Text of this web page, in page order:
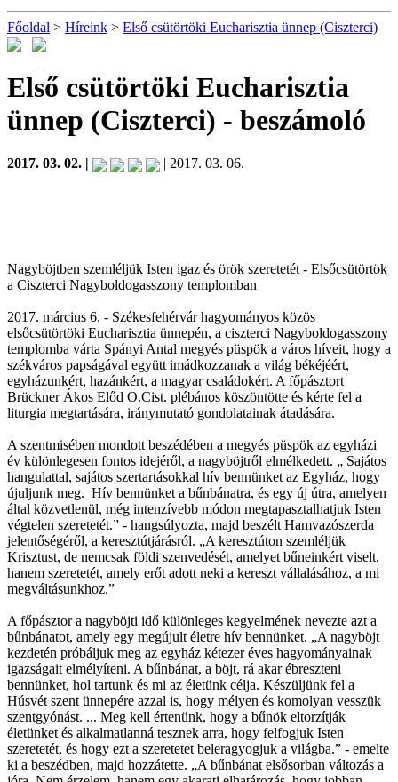
Főoldal > Híreink > Első csütörtöki Eucharisztia ünnep (Ciszterci)
Első csütörtöki Eucharisztia
ünnep (Ciszterci) - beszámoló
2017. 03. 02. | | 2017. 03. 06.
Nagyböjtben szemléljük Isten igaz és örök szeretetét - Elsőcsütörtök
a Ciszterci Nagyboldogasszony templomban
2017. március 6. - Székesfehérvár hagyományos közös
elsőcsütörtöki Eucharisztia ünnepén, a ciszterci Nagyboldogasszony
templomba várta Spányi Antal megyés püspök a város híveit, hogy a
székváros papságával együtt imádkozzanak a világ békéjéért,
egyházunkért, hazánkért, a magyar családokért. A főpásztort
Brückner Ákos Előd O.Cist. plébános köszöntötte és kérte fel a
liturgia megtartására, iránymutató gondolatainak átadására.
A szentmisében mondott beszédében a megyés püspök az egyházi
év különlegesen fontos idejéről, a nagyböjtről elmélkedett. „ Sajátos
hangulattal, sajátos szertartásokkal hív bennünket az Egyház, hogy
újuljunk meg. Hív bennünket a bűnbánatra, és egy új útra, amelyen
által közvetlenül, még intenzívebb módon megtapasztalhatjuk Isten
végtelen szeretetét.” - hangsúlyozta, majd beszélt Hamvazószerda
jelentőségéről, a keresztútjárásról. „A keresztúton szemléljük
Krisztust, de nemcsak földi szenvedését, amelyet bűneinkért viselt,
hanem szeretetét, amely erőt adott neki a kereszt vállalásához, a mi
megváltásunkhoz.”
A főpásztor a nagyböjti idő különleges kegyelmének nevezte azt a
bűnbánatot, amely egy megújult életre hív bennünket. „A nagyböjt
kezdetén próbáljuk meg az egyház kétezer éves hagyományainak
igazságait elmélyíteni. A bűnbánat, a böjt, rá akar ébreszteni
bennünket, hol tartunk és mi az életünk célja. Készüljünk fel a
Húsvét szent ünnepére azzal is, hogy mélyen és komolyan vesszük
szentgyónást. ... Meg kell értenünk, hogy a bűnök eltorzítják
életünket és alkalmatlanná tesznek arra, hogy felfogjuk Isten
szeretetét, és hogy ezt a szeretetet beleragyogjuk a világba.” - emelte
ki a beszédben, majd hozzátette. „A bűnbánat elsősorban változás a